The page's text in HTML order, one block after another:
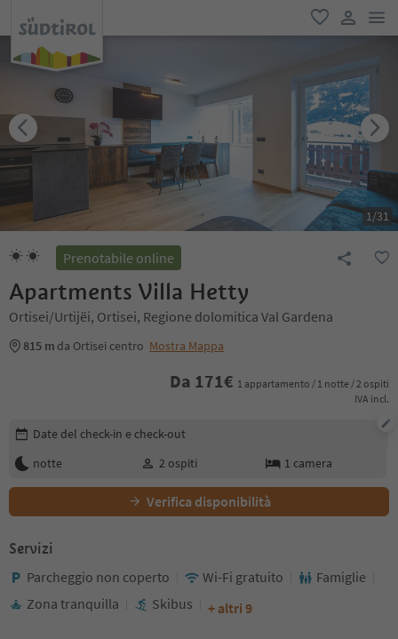
favoriti
user link
1/31
Prenotabile online
Apartments Villa Hetty
Ortisei/Urtijëi, Ortisei, Regione dolomitica Val Gardena
815 m da Ortisei centro Mostra Mappa
Da 171€ 1 appartamento / 1 notte / 2 ospiti
IVA incl.
Modifica i dettagli della prenotazione
Date del check-in e check-out
notte
2 ospiti 1 camera
Verifica disponibilità
Servizi
Parcheggio non coperto Wi-Fi gratuito
Famiglie
Zona tranquilla
Skibus + altri 9